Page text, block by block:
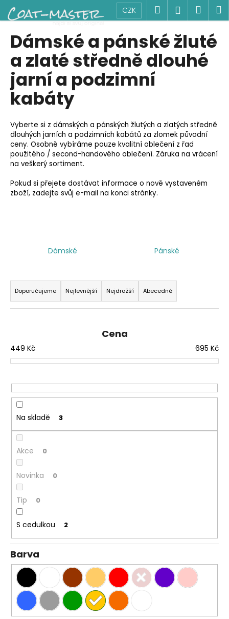
Přejít
na
obsah
CZK Hledat
Dámské a pánské žluté
a zlaté středně dlouhé
jarní a podzimní
kabáty
Vyberte si z dámských a pánských žlutých a zlatých středně
dlouhých jarních a podzimních kabátů za zlomek původní
ceny. Osobně vybíráme pouze kvalitní oblečení z řad
použitého / second-handového oblečení. Záruka na vrácení
na veškerý sortiment.
Pokud si přejete dostávat informace o nově vystaveném
zboží, zadejte svůj e-mail na konci stránky.
Dámské Pánské
Ř
a
z
í
p
o
d
u
k
ů
Doporučujeme Nejlevnější Nejdražší Abecedně
Cena
449 Kč 695 Kč
Na skladě 3
Akce 0
Novinka 0
Tip 0
S cedulkou 2
Barva
o
C
o
p
o
t
ř
e
b
u
j
e
t
?